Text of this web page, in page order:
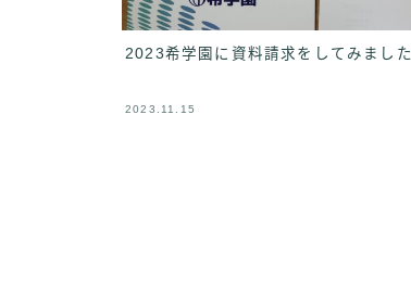
2023希学園に資料請求をしてみました
2023.11.15